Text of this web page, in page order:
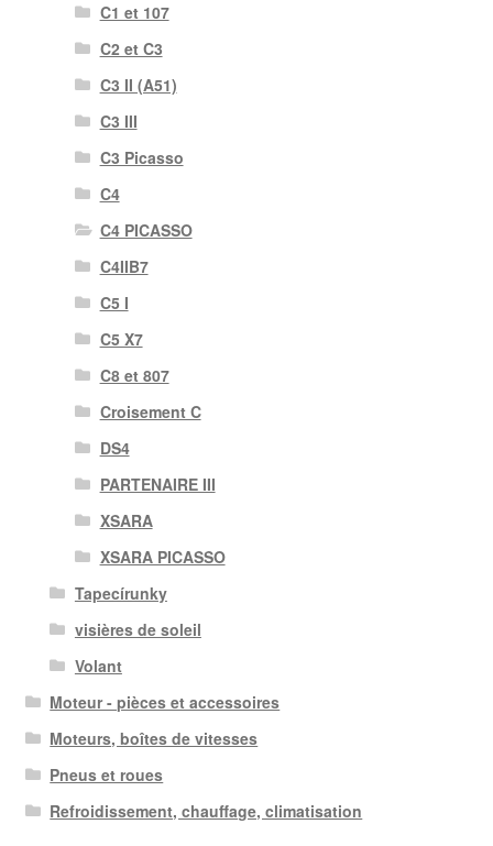
C1 et 107
C2 et C3
C3 II (A51)
C3 III
C3 Picasso
C4
C4 PICASSO
C4IIB7
C5 I
C5 X7
C8 et 807
Croisement C
DS4
PARTENAIRE III
XSARA
XSARA PICASSO
Tapecírunky
visières de soleil
Volant
Moteur - pièces et accessoires
Moteurs, boîtes de vitesses
Pneus et roues
Refroidissement, chauffage, climatisation